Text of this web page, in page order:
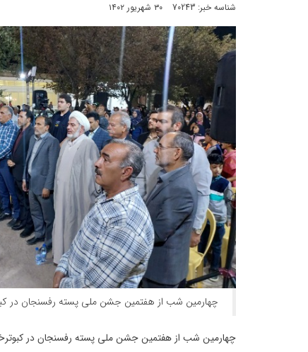
شناسه خبر: 70243 ۳۰ شهریور ۱۴۰۲
چهارمین شب از هفتمین جشن ملی پسته رفسنجان در
چهارمین شب از هفتمین جشن ملی پسته رفسنجان در